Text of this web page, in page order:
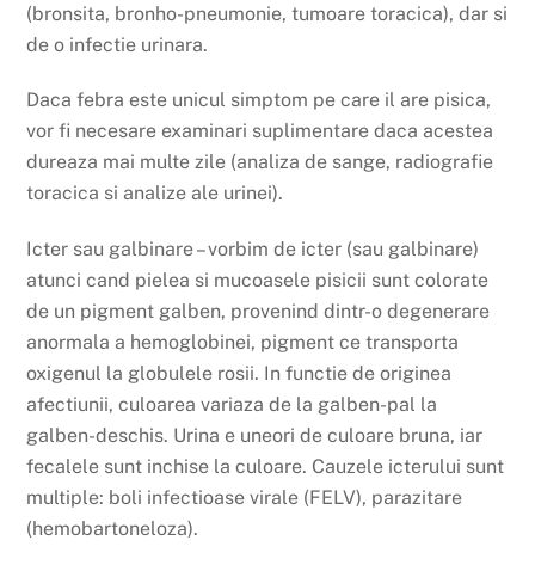
(bronsita, bronho-pneumonie, tumoare toracica), dar si
de o infectie urinara.
Daca febra este unicul simptom pe care il are pisica,
vor fi necesare examinari suplimentare daca acestea
dureaza mai multe zile (analiza de sange, radiografie
toracica si analize ale urinei).
Icter sau galbinare – vorbim de icter (sau galbinare)
atunci cand pielea si mucoasele pisicii sunt colorate
de un pigment galben, provenind dintr-o degenerare
anormala a hemoglobinei, pigment ce transporta
oxigenul la globulele rosii. In functie de originea
afectiunii, culoarea variaza de la galben-pal la
galben-deschis. Urina e uneori de culoare bruna, iar
fecalele sunt inchise la culoare. Cauzele icterului sunt
multiple: boli infectioase virale (FELV), parazitare
(hemobartoneloza).